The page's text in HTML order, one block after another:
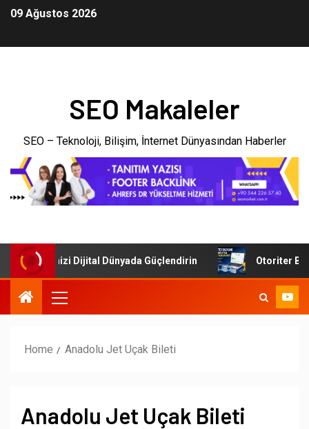
09 Ağustos 2026
SEO Makaleler
SEO – Teknoloji, Bilişim, İnternet Dünyasından Haberler
İşletmenizi Dijital Dünyada Güçlendirin Otoriter
Home Anadolu Jet Uçak Bileti
Anadolu Jet Uçak Bileti